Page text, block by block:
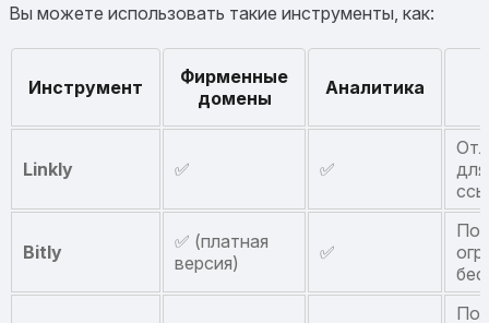
Вы можете использовать такие инструменты, как:
Инструмент
Фирменные
домены
Аналитика
Linkly ✅ ✅
Bitly
✅ (платная
версия)
✅